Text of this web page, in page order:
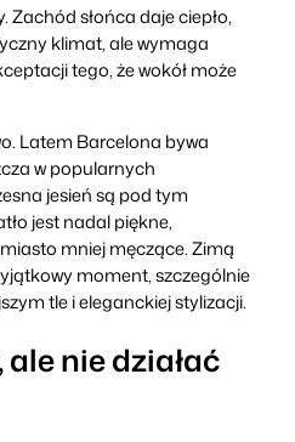
Zachód słońca daje ciepło,
klimat, ale wymaga
tego, że wokół może
Latem Barcelona bywa
w popularnych
jesień są pod tym
jest nadal piękne,
mniej męczące. Zimą
moment, szczególnie
tle i eleganckiej stylizacji.
nie działać